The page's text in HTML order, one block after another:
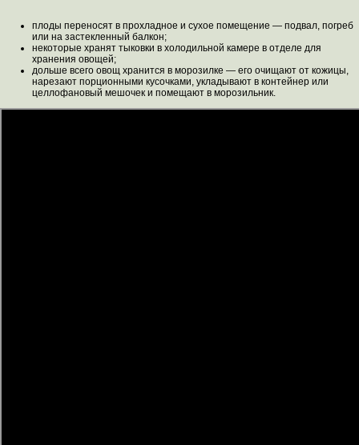
плоды переносят в прохладное и сухое помещение — подвал, погреб
или на застекленный балкон;
некоторые хранят тыковки в холодильной камере в отделе для
хранения овощей;
дольше всего овощ хранится в морозилке — его очищают от кожицы,
нарезают порционными кусочками, укладывают в контейнер или
целлофановый мешочек и помещают в морозильник.